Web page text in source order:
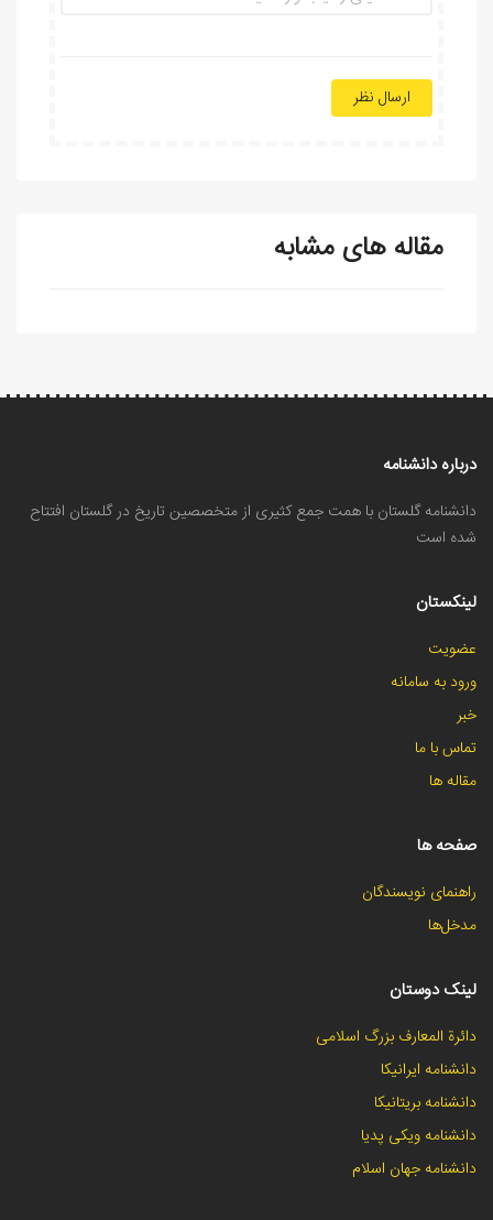
ارسال نظر
مقاله های مشابه
درباره دانشنامه
دانشنامه گلستان با همت جمع کثیری از متخصصین تاریخ در گلستان افتتاح
شده است
لینکستان
عضویت
ورود به سامانه
خبر
تماس با ما
مقاله ها
صفحه ها
راهنمای نویسندگان
مدخل‌ها
لینک دوستان
دائرة المعارف بزرگ اسلامی
دانشنامه ایرانیکا
دانشنامه بریتانیکا
دانشنامه ویکی پدیا
دانشنامه جهان اسلام